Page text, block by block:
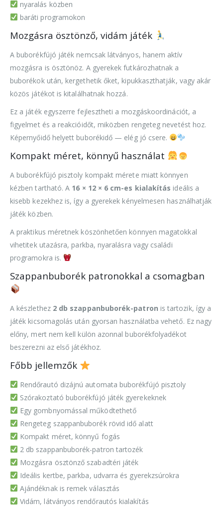
nyaralás közben
baráti programokon
Mozgásra ösztönző, vidám játék
A buborékfújó játék nemcsak látványos, hanem aktív
mozgásra is ösztönöz. A gyerekek futkározhatnak a
buborékok után, kergethetik őket, kipukkaszthatják, vagy akár
közös játékot is kitalálhatnak hozzá.
Ez a játék egyszerre fejlesztheti a mozgáskoordinációt, a
figyelmet és a reakcióidőt, miközben rengeteg nevetést hoz.
Képernyőidő helyett buborékidő — elég jó csere.
Kompakt méret, könnyű használat
A buborékfújó pisztoly kompakt mérete miatt könnyen
kézben tartható. A 16 × 12 × 6 cm-es kialakítás ideális a
kisebb kezekhez is, így a gyerekek kényelmesen használhatják
játék közben.
A praktikus méretnek köszönhetően könnyen magatokkal
vihetitek utazásra, parkba, nyaralásra vagy családi
programokra is.
Szappanbuborék patronokkal a csomagban
A készlethez 2 db szappanbuborék-patron is tartozik, így a
játék kicsomagolás után gyorsan használatba vehető. Ez nagy
előny, mert nem kell külön azonnal buborékfolyadékot
beszerezni az első játékhoz.
Főbb jellemzők
Rendőrautó dizájnú automata buborékfújó pisztoly
Szórakoztató buborékfújó játék gyerekeknek
Egy gombnyomással működtethető
Rengeteg szappanbuborék rövid idő alatt
Kompakt méret, könnyű fogás
2 db szappanbuborék-patron tartozék
Mozgásra ösztönző szabadtéri játék
Ideális kertbe, parkba, udvarra és gyerekzsúrokra
Ajándéknak is remek választás
Vidám, látványos rendőrautós kialakítás